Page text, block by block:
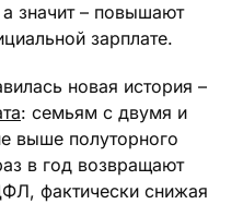
значит – повышают
зарплате.
новая история –
: семьям с двумя и
выше полуторного
в год возвращают
фактически снижая